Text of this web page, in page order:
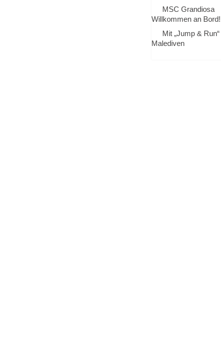
MSC Grandiosa
Willkommen an Bord!
Mit „Jump &
Malediven